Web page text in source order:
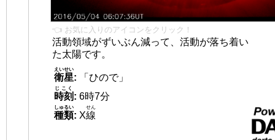
👈 お気に入りのアイコンをクリック！
活動領域がずいぶん減って、活動が落ち着い
た太陽です。
衛星
えいせい
:
「ひので」
時刻
じこく
: 6時7分
種類
しゅるい
: X線
せん